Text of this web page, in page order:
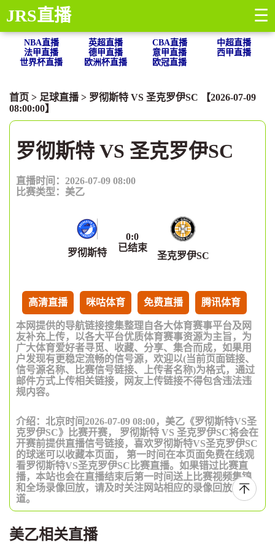
JRS直播 ☰
NBA直播 英超直播 CBA直播
中超直播
法甲直播
德甲直播 意甲直播
西甲直播
世界杯直播
欧洲杯直播 欧冠直播
首页 > 足球直播> 罗彻斯特 VS 圣克罗伊SC 【2026-07-09
08:00:00】
罗彻斯特 VS 圣克罗伊SC
直播时间：2026-07-09 08:00
比赛类型： 美乙
罗彻斯特
0:0
已结束
圣克罗伊SC
高清直播 咪咕体育 免费直播 腾讯体育
本网提供的导航链接搜集整理自各大体育赛事平台及网
友补充上传，以各大平台优质体育赛事资源为主旨，为
广大体育爱好者寻觅、收藏、分享、集合而成，如果用
户发现有更稳定流畅的信号源，欢迎以(当前页面链接、
信号源名称、比赛信号链接、上传者名称)为格式，通过
邮件方式上传相关链接，网友上传链接不得包含违法违
规内容。
介绍：北京时间2026-07-09 08:00，美乙《罗彻斯特VS圣
克罗伊SC》比赛开赛， 罗彻斯特 VS 圣克罗伊SC将会在
开赛前提供直播信号链接，喜欢罗彻斯特VS圣克罗伊SC
的球迷可以收藏本页面， 第一时间在本页面免费在线观
看罗彻斯特VS圣克罗伊SC比赛直播。如果错过比赛直
播，本站也会在直播结束后第一时间送上比赛视频集锦
和全场录像回放，请及时关注网站相应的录像回放频
道。
美乙相关直播